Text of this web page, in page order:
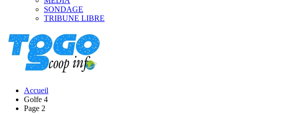
SONDAGE
TRIBUNE LIBRE
Accueil
Golfe 4
Page 2